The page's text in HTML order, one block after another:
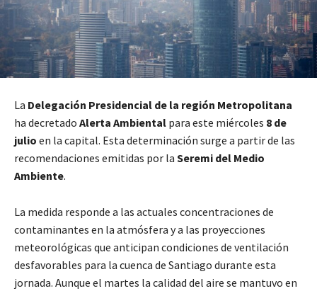
La Delegación Presidencial de la región Metropolitana
ha decretado Alerta Ambiental para este miércoles 8 de
julio en la capital. Esta determinación surge a partir de las
recomendaciones emitidas por la Seremi del Medio
Ambiente.
La medida responde a las actuales concentraciones de
contaminantes en la atmósfera y a las proyecciones
meteorológicas que anticipan condiciones de ventilación
desfavorables para la cuenca de Santiago durante esta
jornada. Aunque el martes la calidad del aire se mantuvo en